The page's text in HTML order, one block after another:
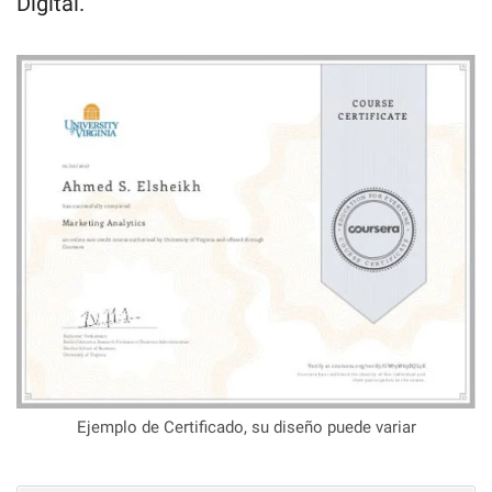
Ejemplo de Certificado, su diseño puede variar